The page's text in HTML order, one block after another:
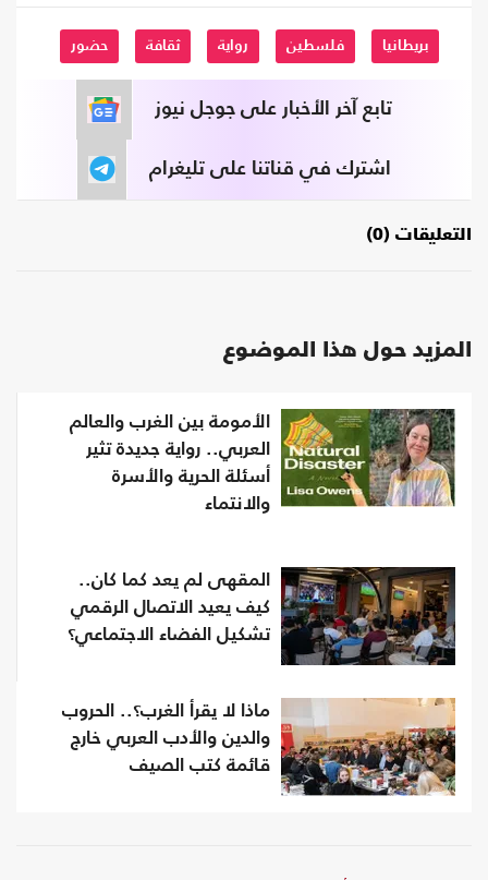
بريطانيا فلسطين رواية ثقافة حضور
تابع آخر الأخبار على جوجل نيوز
اشترك في قناتنا على تليغرام
التعليقات (0)
المزيد حول هذا الموضوع
الأمومة بين الغرب والعالم
العربي.. رواية جديدة تثير
أسئلة الحرية والأسرة
والانتماء
المقهى لم يعد كما كان..
كيف يعيد الاتصال الرقمي
تشكيل الفضاء الاجتماعي؟
ماذا لا يقرأ الغرب؟.. الحروب
والدين والأدب العربي خارج
قائمة كتب الصيف